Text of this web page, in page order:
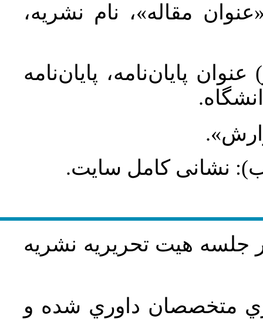
مقاله»، نام نشریه،
پایان‌نامه، پایان‌نامه
نشانی کامل سایت.
جلسه هيت تحريريه نشريه
متخصصان داوري شده و